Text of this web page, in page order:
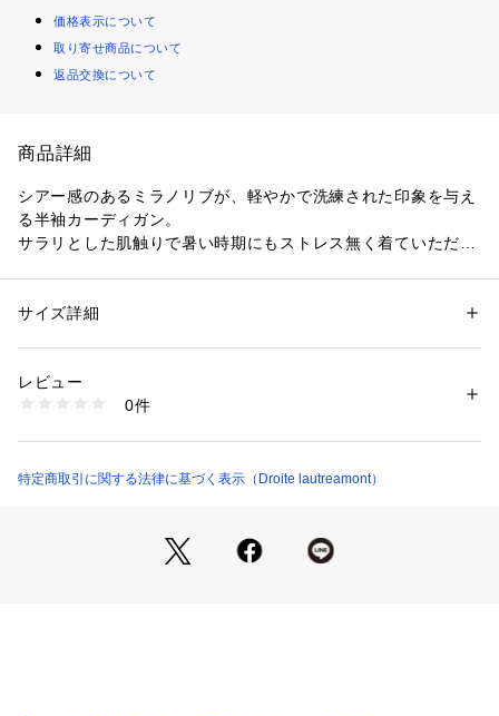
価格表示について
取り寄せ商品について
返品交換について
商品詳細
シアー感のあるミラノリブが、軽やかで洗練された印象を与え
る半袖カーディガン。
サラリとした肌触りで暑い時期にもストレス無く着ていただけ
なきちんと感を兼ね備えた1枚です。
家庭洗濯：液温は40℃を限度とし、手洗いができる。
ドライクリーニング：石油系溶剤による弱いドライクリーニン
性別：レディース
素材：レーヨン77% ポリエステル23%
洗濯：手洗い、漂白不可、タンブル乾燥不可、自然乾燥、アイロン仕上げ
可、ドライ可、ウエットクリーニング可
商品番号：2230500002399 （モール）
サイズ詳細
レビュー
0件
特定商取引に関する法律に基づく表示（Droite lautreamont）